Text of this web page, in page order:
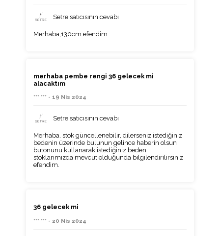
Setre satıcısının cevabı
Merhaba,130cm efendim
merhaba pembe rengi 36 gelecek mi
alacaktım
*** *** - 19 Nis 2024
Setre satıcısının cevabı
Merhaba, stok güncellenebilir, dilerseniz istediğiniz
bedenin üzerinde bulunun gelince haberin olsun
butonunu kullanarak istediğiniz beden
stoklarımızda mevcut olduğunda bilgilendirilirsiniz
efendim.
36 gelecek mi
*** *** - 20 Nis 2024